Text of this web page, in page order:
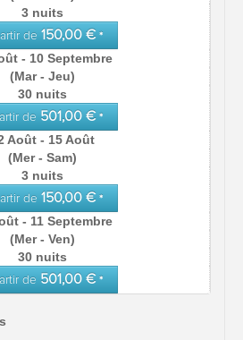
3 nuits
de 150,00 € *
- 10 Septembre
(Mar - Jeu)
30 nuits
de 501,00 € *
Août - 15 Août
(Mer - Sam)
3 nuits
de 150,00 € *
- 11 Septembre
(Mer - Ven)
30 nuits
de 501,00 € *